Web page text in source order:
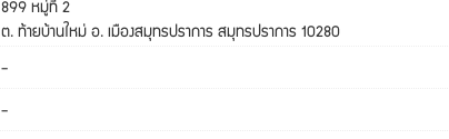
899 หมู่ที่ 2
ต. ท้ายบ้านใหม่ อ. เมืองสมุทรปราการ สมุทรปราการ 10280
-
-